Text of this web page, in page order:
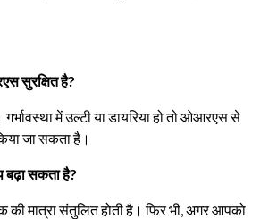
सुरक्षित है?
में उल्टी या डायरिया हो तो ओआरएस से
जा सकता है।
सकता है?
मात्रा संतुलित होती है। फिर भी, अगर आपको